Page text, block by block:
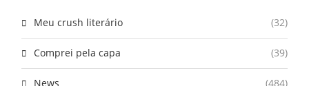
Meu crush literário (32)
Comprei pela capa (39)
News (484)